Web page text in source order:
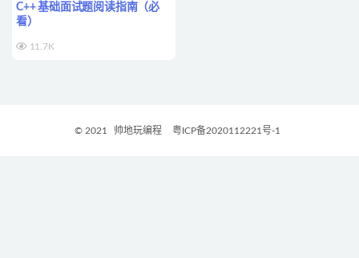
C++ 基础面试题阅读指南（必
看）
11.7K
© 2021 帅地玩编程 粤ICP备2020112221号-1